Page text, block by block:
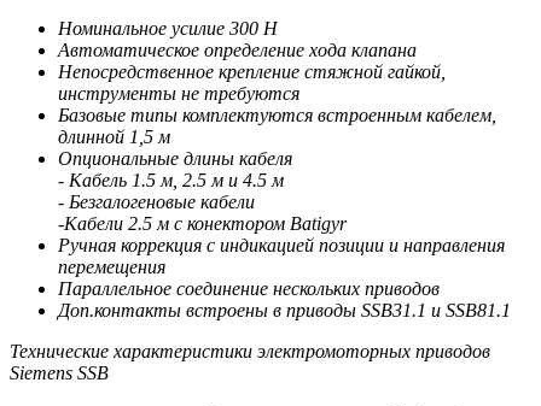
Номинальное усилие 300 Н
Автоматическое определение хода клапана
Непосредственное крепление стяжной гайкой,
инструменты не требуются
Базовые типы комплектуются встроенным кабелем,
длинной 1,5 м
Опциональные длины кабеля
- Кабель 1.5 м, 2.5 м и 4.5 м
- Безгалогеновые кабели
-Кабели 2.5 м с конектором Batigyr
Ручная коррекция с индикацией позиции и направления
перемещения
Параллельное соединение нескольких приводов
Доп.контакты встроены в приводы SSB31.1 и SSB81.1
Технические характеристики электромоторных приводов
Siemens SSB